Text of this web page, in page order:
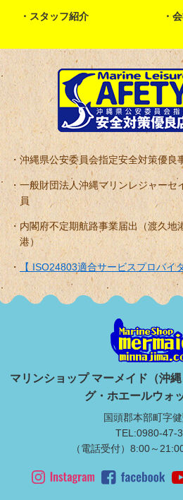
スタッフ紹介
沖縄県公安委員会指定安全対策優良
一般財団法人沖縄マリンレジャーセ
員
内閣府不定期航路事業届出（渡久地
港）
【 ISO24803適合サービスプロバイ
マリンショップ マーメイド（沖
グ・ホエールウォ
国頭郡本部町字
TEL:0980-47-
（電話受付）8:00～